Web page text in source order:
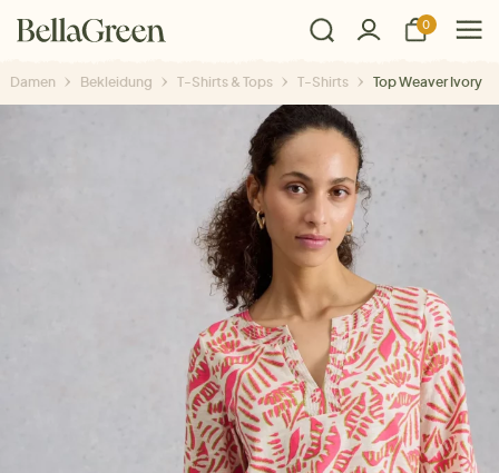
0
Damen Bekleidung T-Shirts & Tops T-Shirts Top Weaver Ivory